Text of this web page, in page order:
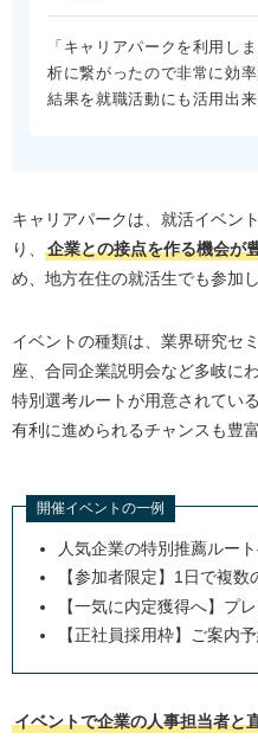
「キャリアパークを利用し
析に繋がったので非常に効
結果を就職活動にも活用出
キャリアパークは、就活イベン
り、
企業との接点を作る機会が
め、地方在住の就活生でも参加
イベントの種類は、業界研究セ
座、合同企業説明会など多岐に
特別選考ルートが用意されてい
有利に進められるチャンスも豊富
開催イベントの一例
人気企業の特別推薦ルート
【参加者限定】1日で複数
【一気に内定獲得へ】プ
【正社員採用枠】ご案内
イベントで企業の人事担当者と